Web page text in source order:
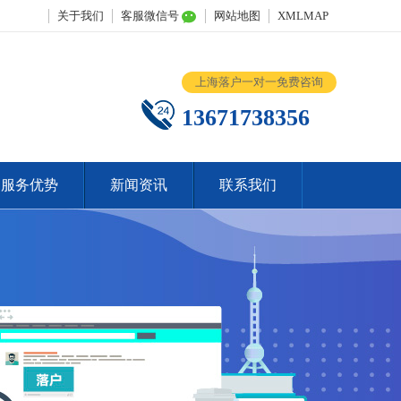
关于我们 客服微信号 网站地图 XMLMAP
上海落户一对一免费咨询
13671738356
服务优势 新闻资讯 联系我们